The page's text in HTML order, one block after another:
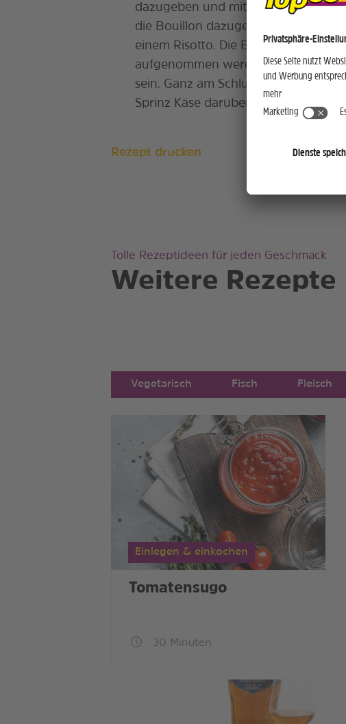
dazugeben und mitrösten, danach
die Bouillon dazugeben. Die
einem Risotto. Die Bouillon muss
aufgenommen werden, dieser
sein. Ganz am Schluss kann man - je
Sprinz Käse darübergeben.
Rezept drucken
Weitere Rezepte
Tolle Rezeptideen für jeden Geschmack
Vegetarisch Fisch Fleisch
Einlegen & einkochen
Tomatensugo
30 Minuten